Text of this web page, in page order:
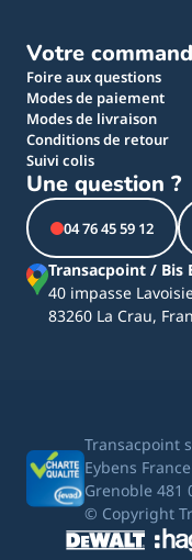
Votre
Foire aux questions
Modes de paiement
Modes de livraison
Conditions de retour
Suivi colis
Une question ?
04 76 45 59 12
Transacpoint / Bis
40 impasse
83260 La Crau,
Transacpoint
Eybens France
Grenoble 481
© Copyright